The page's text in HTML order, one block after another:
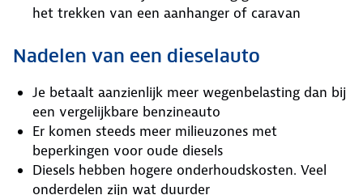
het trekken van een aanhanger of caravan
Nadelen van een dieselauto
Je betaalt aanzienlijk meer wegenbelasting dan bij
een vergelijkbare benzineauto
Er komen steeds meer milieuzones met
beperkingen voor oude diesels
Diesels hebben hogere onderhoudskosten. Veel
onderdelen zijn wat duurder